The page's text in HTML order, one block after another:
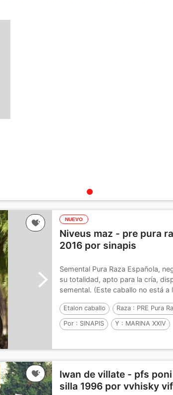
NUEVO
Niveus maz - pre pura
2016 por sinapis
Semental Pura Raza Española,
su totalidad, apto para la cría,
semental. (Este caballo no está a
Etalon caballo Raza : PRE Pura
Por : SINAPIS Y : MARINA XXIV
Iwan de villate - pfs
silla 1996 por vvhisky